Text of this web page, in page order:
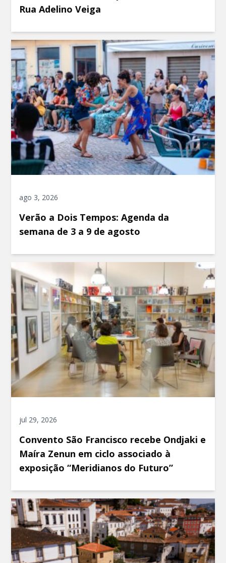
Rua Adelino Veiga
ago 3, 2026
Verão a Dois Tempos: Agenda da
semana de 3 a 9 de agosto
jul 29, 2026
Convento São Francisco recebe Ondjaki e
Maíra Zenun em ciclo associado à
exposição “Meridianos do Futuro”